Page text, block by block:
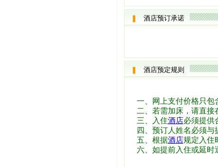
酒店预订承诺
酒店预定规则
一、网上支付价格只包
二、若需加床，请直接
三、入住酒店必须提供
四、预订人姓名必须
五、根据酒店规定入住
六、如提前入住或延时